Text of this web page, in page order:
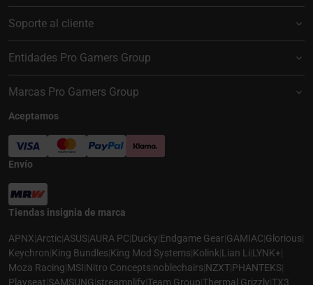
Soporte al cliente
Entidades Pro Gamers Group
Marcas Pro Gamers Group
Aceptamos
Envío
Tiendas insignia de marca
APNX|Arctic|ASUS|AURA PC|Ducky|Endgame Gear|GAMIAC|Glorious|
Keychron|King Bundles|King Mod Systems|Kolink|Lian Li|LYNK+|
Moza Racing|MSI|Nitro Concepts|noblechairs|NZXT|PHANTEKS|
Playseat|SAMSUNG|streamplify|Team Group|Thermal Grizzly|TX3